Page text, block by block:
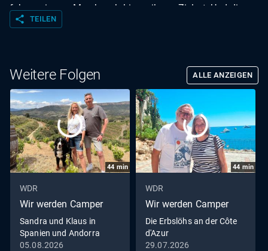
fahren sie aus Meerbusch bis zu ihrem Zielort. Und die
Strapazen der langen Reise lohnen sich: atemberaubende
share TEILEN
Weitere Folgen ALLE ANZEIGEN
44 min
WDR
Wir werden Camper
Sandra und Klaus in
Spanien und Andorra
05.08.2026
44 min
WDR
Wir werden Camper
Die Erbslöhs an der Côte
d'Azur
29.07.2026